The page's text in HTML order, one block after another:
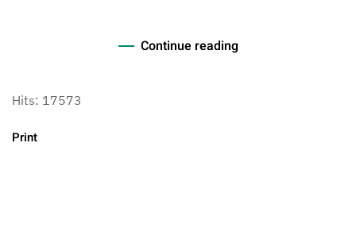
Continue reading
Hits: 17573
Print